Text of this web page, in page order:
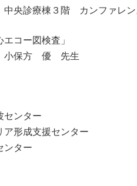
診療棟３階 カンファレン
コー図検査」
保方 優 先生
ンター
成支援センター
ンター